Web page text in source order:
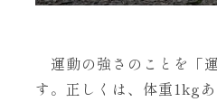
運動の強さのことを「
す。正しくは、体重1kg